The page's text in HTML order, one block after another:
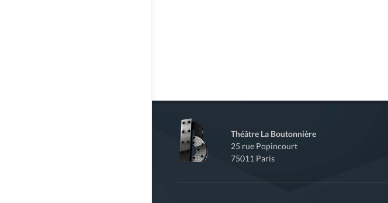
Théâtre La Boutonnière
25 rue Popincourt
75011 Paris